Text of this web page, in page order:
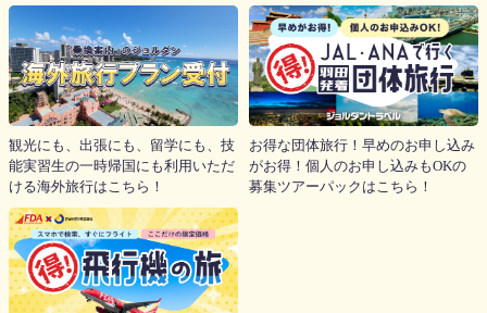
観光にも、出張にも、留学にも、技
能実習生の一時帰国にも利用いただ
ける海外旅行はこちら！
お得な団体旅行！早めのお申し込み
がお得！個人のお申し込みもOKの
募集ツアーパックはこちら！